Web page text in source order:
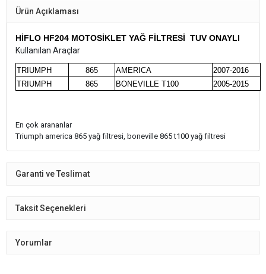
Ürün Açıklaması
HİFLO HF204 MOTOSİKLET YAĞ FİLTRESİ TUV ONAYLI
Kullanılan Araçlar
TRIUMPH 865 AMERICA
2007-2016
TRIUMPH
865 BONEVILLE T100 2005-2015
En çok arananlar
Triumph america 865 yağ filtresi, boneville 865 t100 yağ filtresi
Garanti ve Teslimat
Taksit Seçenekleri
Yorumlar